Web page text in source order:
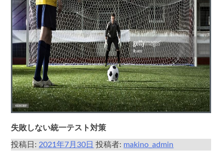
失敗しない統一テスト対策
投稿日:2021年7月30日 投稿者: makino_admin